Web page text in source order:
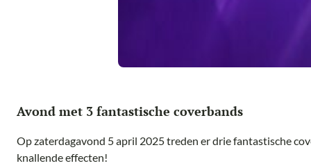
Avond met 3 fantastische coverbands
Op zaterdagavond 5 april 2025 treden er drie fantastische
knallende effecten!